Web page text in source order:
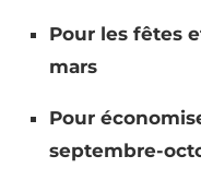
Pour les fêtes
mars
Pour
septembre-